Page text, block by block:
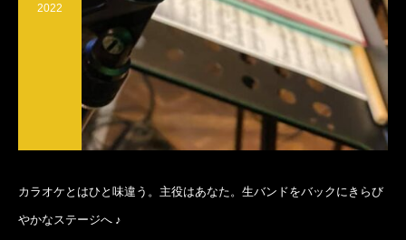
2022
カラオケとはひと味違う。主役はあなた。生バンドをバックにきらび
やかなステージへ ♪